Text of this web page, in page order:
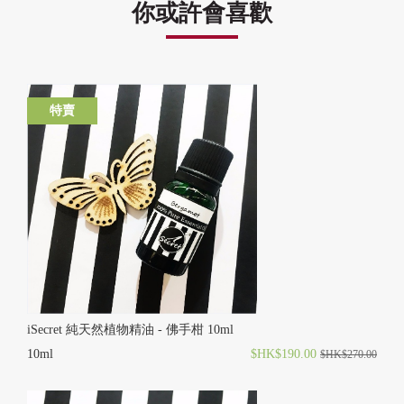
你或許會喜歡
iSecret 純天然植物精油 - 佛手柑 10ml
10ml
$HK$190.00 $HK$270.00
特賣